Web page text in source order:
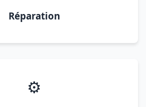
Réparation
⚙️